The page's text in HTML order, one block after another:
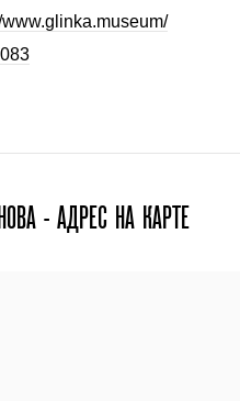
www.glinka.museum/
- АДРЕС НА КАРТЕ